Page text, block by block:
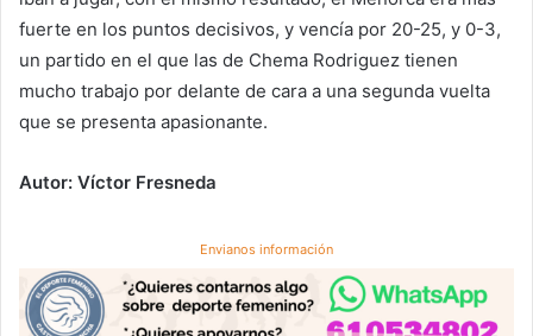
fuerte en los puntos decisivos, y vencía por 20-25, y 0-3,
un partido en el que las de Chema Rodriguez tienen
mucho trabajo por delante de cara a una segunda vuelta
que se presenta apasionante.
Autor: Víctor Fresneda
Envianos información